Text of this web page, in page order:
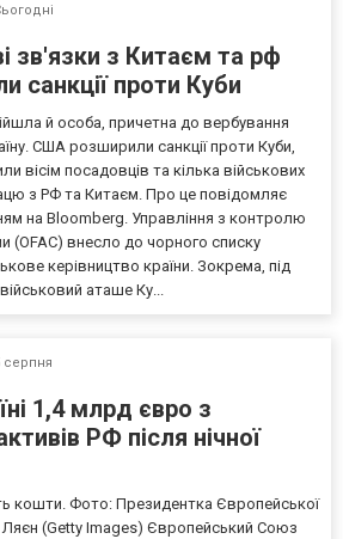
зв'язки з Китаєм та рф
санкції проти Куби
й особа, причетна до вербування
США розширили санкції проти Куби,
вісім посадовців та кілька військових
з РФ та Китаєм. Про це повідомляє
на Bloomberg. Управління з контролю
(OFAC) внесло до чорного списку
керівництво країни. Зокрема, під
аташе Ку...
серпня
1,4 млрд євро з
РФ після нічної
кошти. Фото: Президентка Європейської
Ляєн (Getty Images) Європейський Союз